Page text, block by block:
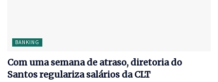
BANKING
Com uma semana de atraso, diretoria do
Santos regulariza salários da CLT